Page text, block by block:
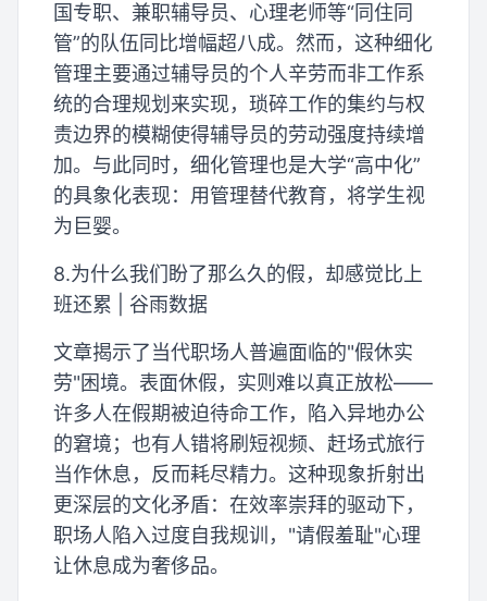
国专职、兼职辅导员、心理老师等“同住同
管”的队伍同比增幅超八成。然而，这种细化
管理主要通过辅导员的个人辛劳而非工作系
统的合理规划来实现，琐碎工作的集约与权
责边界的模糊使得辅导员的劳动强度持续增
加。与此同时，细化管理也是大学“高中化”
的具象化表现：用管理替代教育，将学生视
为巨婴。
8.为什么我们盼了那么久的假，却感觉比上
班还累 | 谷雨数据
文章揭示了当代职场人普遍面临的"假休实
劳"困境。表面休假，实则难以真正放松——
许多人在假期被迫待命工作，陷入异地办公
的窘境；也有人错将刷短视频、赶场式旅行
当作休息，反而耗尽精力。这种现象折射出
更深层的文化矛盾：在效率崇拜的驱动下，
职场人陷入过度自我规训，"请假羞耻"心理
让休息成为奢侈品。